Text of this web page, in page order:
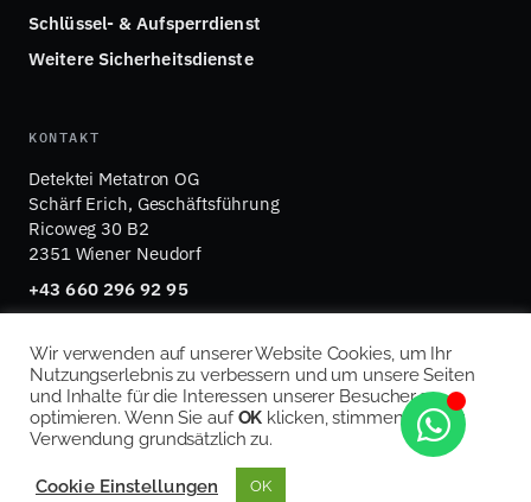
Schlüssel- & Aufsperrdienst
Weitere Sicherheitsdienste
KONTAKT
Detektei Metatron OG
Schärf Erich, Geschäftsführung
Ricoweg 30 B2
2351 Wiener Neudorf
+43 660 296 92 95
© 2026 Detektei Metatron OG · FN 571362 p · UID
ATU77837334 · Mitglied im ÖDV
·Cookie-Richtlinie
Wir verwenden auf unserer Website Cookies, um Ihr
Nutzungserlebnis zu verbessern und um unsere Seiten
und Inhalte für die Interessen unserer Besucher zu
optimieren. Wenn Sie aufOK klicken, stimmen Sie der
Verwendung grundsätzlich zu.
Cookie Einstellungen OK